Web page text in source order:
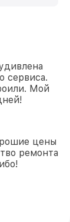
сервиса.
Мой
цены
ремонта